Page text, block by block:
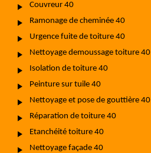
Couvreur 40
Ramonage de cheminée 40
Urgence fuite de toiture 40
Nettoyage demoussage toiture 40
Isolation de toiture 40
Peinture sur tuile 40
Nettoyage et pose de gouttière 40
Réparation de toiture 40
Etanchéité toiture 40
Nettoyage façade 40